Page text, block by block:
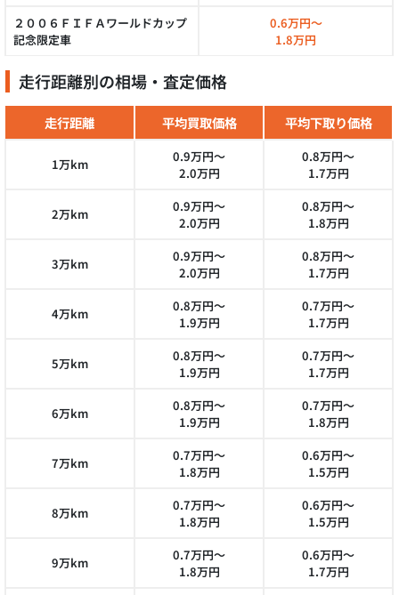
２００６ＦＩＦＡワールドカップ
記念限定車
0.6万円～
1.8万円
走行距離別の相場・査定価格
走行距離 平均買取価格 平均下取り価格
1万km
0.9万円～
2.0万円
0.8万円～
1.7万円
2万km
0.9万円～
2.0万円
0.8万円～
1.8万円
3万km
0.9万円～
2.0万円
0.8万円～
1.7万円
4万km
0.8万円～
1.9万円
0.7万円～
1.7万円
5万km
0.8万円～
1.9万円
0.7万円～
1.7万円
6万km
0.8万円～
1.9万円
0.7万円～
1.8万円
7万km
0.7万円～
1.8万円
0.6万円～
1.5万円
8万km
0.7万円～
1.8万円
0.6万円～
1.5万円
9万km
0.7万円～
1.8万円
0.6万円～
1.7万円